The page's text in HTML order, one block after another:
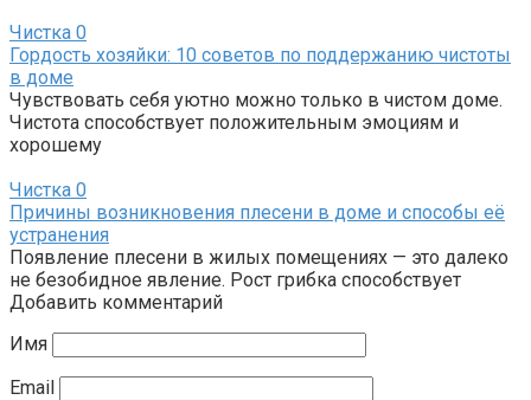
Чистка 0
Гордость хозяйки: 10 советов по поддержанию чистоты
в доме
Чувствовать себя уютно можно только в чистом доме.
Чистота способствует положительным эмоциям и
хорошему
Чистка 0
Причины возникновения плесени в доме и способы её
устранения
Появление плесени в жилых помещениях — это далеко
не безобидное явление. Рост грибка способствует
Добавить комментарий
Имя
Email